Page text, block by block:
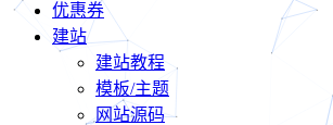
优惠券
建站
建站教程
模板/主题
网站源码